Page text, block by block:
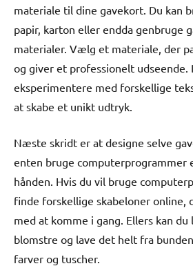
materiale til dine gavekort. Du kan
papir, karton eller endda genbruge
materialer. Vælg et materiale, der
og giver et professionelt udseende.
eksperimentere med forskellige
at skabe et unikt udtryk.
Næste skridt er at designe selve
enten bruge computerprogrammer
hånden. Hvis du vil bruge
finde forskellige skabeloner online,
med at komme i gang. Ellers kan
blomstre og lave det helt fra
farver og tuscher.